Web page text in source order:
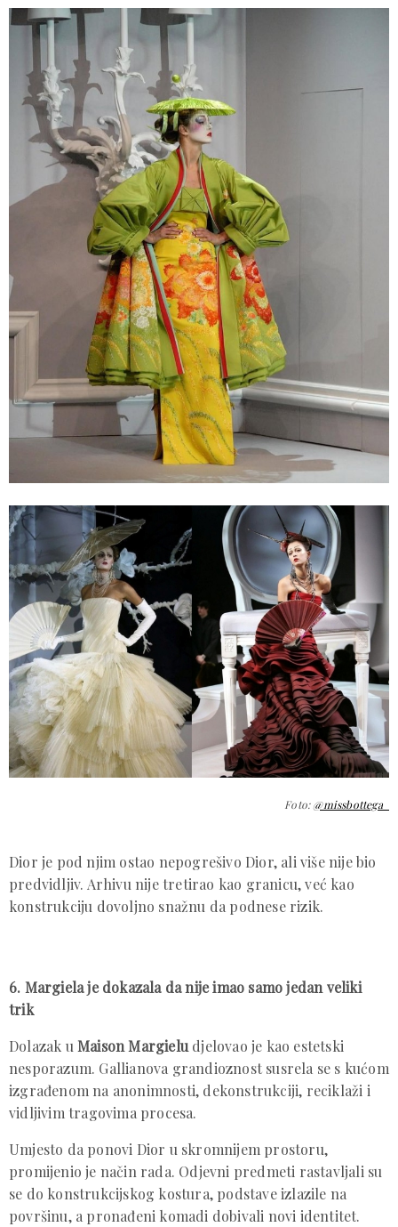
Foto:@missbottega_
Dior je pod njim ostao nepogrešivo Dior, ali više nije bio
predvidljiv. Arhivu nije tretirao kao granicu, već kao
konstrukciju dovoljno snažnu da podnese rizik.
6. Margiela je dokazala da nije imao samo jedan veliki
trik
Dolazak u Maison Margielu djelovao je kao estetski
nesporazum. Gallianova grandioznost susrela se s kućom
izgrađenom na anonimnosti, dekonstrukciji, reciklaži i
vidljivim tragovima procesa.
Umjesto da ponovi Dior u skromnijem prostoru,
promijenio je način rada. Odjevni predmeti rastavljali su
se do konstrukcijskog kostura, podstave izlazile na
površinu, a pronađeni komadi dobivali novi identitet.